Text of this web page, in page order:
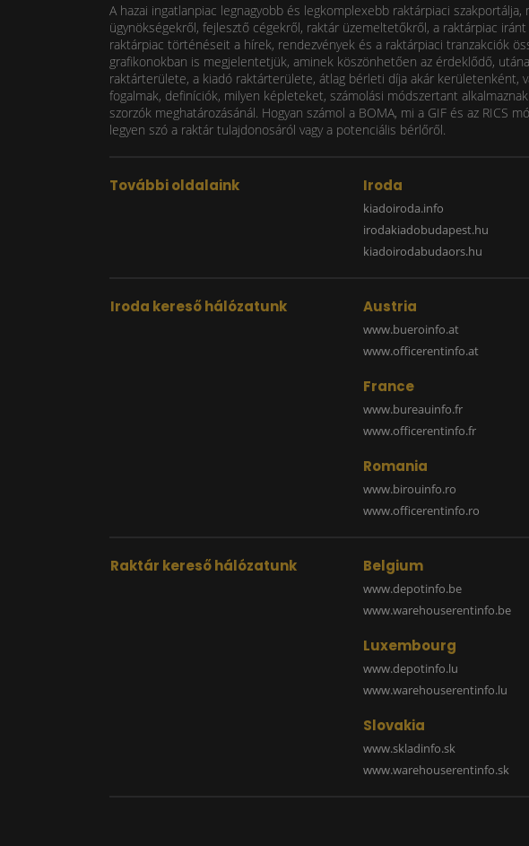
A hazai ingatlanpiac legnagyobb és legkomplexebb raktárpiaci
ügynökségekről, fejlesztő cégekről, raktár üzemeltetőkről, a raktárpiac
raktárpiac történéseit a hírek, rendezvények és a raktárpiaci tranzakciók
grafikonokban is megjelentetjük, aminek köszönhetően az érdeklődő,
raktárterülete, a kiadó raktárterülete, átlag bérleti díja akár kerületenként,
fogalmak, definíciók, milyen képleteket, számolási módszertant
szorzók meghatározásánál. Hogyan számol a BOMA, mi a GIF és az
legyen szó a raktár tulajdonosáról vagy a potenciális bérlőről.
További oldalaink Iroda
kiadoiroda.info
irodakiadobudapest.hu
kiadoirodabudaors.hu
Iroda kereső hálózatunk Austria
www.bueroinfo.at
www.officerentinfo.at
France
www.bureauinfo.fr
www.officerentinfo.fr
Romania
www.birouinfo.ro
www.officerentinfo.ro
Raktár kereső hálózatunk Belgium
www.depotinfo.be
www.warehouserentinfo.be
Luxembourg
www.depotinfo.lu
www.warehouserentinfo.lu
Slovakia
www.skladinfo.sk
www.warehouserentinfo.sk